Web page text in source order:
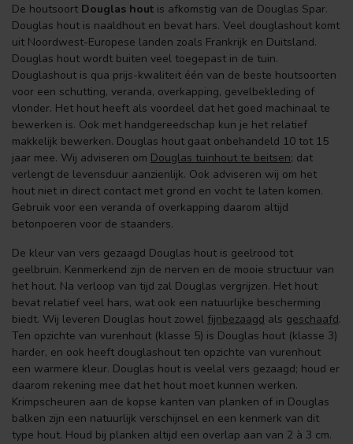
De houtsoort Douglas hout is afkomstig van de Douglas Spar.
Douglas hout is naaldhout en bevat hars. Veel douglashout komt
uit Noordwest-Europese landen zoals Frankrijk en Duitsland.
Douglas hout wordt buiten veel toegepast in de tuin.
Douglashout is qua prijs-kwaliteit één van de beste houtsoorten
voor een schutting, veranda, overkapping, gevelbekleding of
vlonder. Het hout heeft als voordeel dat het goed machinaal te
bewerken is. Ook met handgereedschap kun je het relatief
makkelijk bewerken. Douglas hout gaat onbehandeld 10 tot 15
jaar mee. Wij adviseren om Douglas tuinhout te beitsen; dat
verlengt de levensduur aanzienlijk. Ook adviseren wij om het
hout niet in direct contact met grond en vocht te laten komen.
Gebruik voor een veranda of overkapping daarom altijd
betonpoeren voor de staanders.
De kleur van vers gezaagd Douglas hout is geelrood tot
geelbruin. Kenmerkend zijn de nerven en de mooie structuur van
het hout. Na verloop van tijd zal Douglas vergrijzen. Het hout
bevat relatief veel hars, wat ook een natuurlijke bescherming
biedt. Wij leveren Douglas hout zowel fijnbezaagd als geschaafd.
Ten opzichte van vurenhout (klasse 5) is Douglas hout (klasse 3)
harder, en ook heeft douglashout ten opzichte van vurenhout
een warmere kleur. Douglas hout is veelal vers gezaagd; houd er
daarom rekening mee dat het hout moet kunnen werken.
Krimpscheuren aan de kopse kanten van planken of in Douglas
balken zijn een natuurlijk verschijnsel en een kenmerk van dit
type hout. Houd bij planken altijd een overlap aan van 2 à 3 cm.